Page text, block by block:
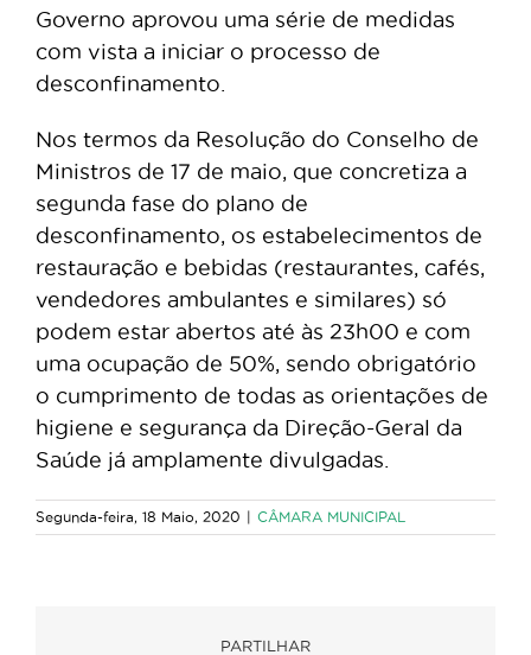
Governo aprovou uma série de medidas
com vista a iniciar o processo de
desconfinamento.
Nos termos da Resolução do Conselho de
Ministros de 17 de maio, que concretiza a
segunda fase do plano de
desconfinamento, os estabelecimentos de
restauração e bebidas (restaurantes, cafés,
vendedores ambulantes e similares) só
podem estar abertos até às 23h00 e com
uma ocupação de 50%, sendo obrigatório
o cumprimento de todas as orientações de
higiene e segurança da Direção-Geral da
Saúde já amplamente divulgadas.
Segunda-feira, 18 Maio, 2020 | CÂMARA MUNICIPAL
PARTILHAR